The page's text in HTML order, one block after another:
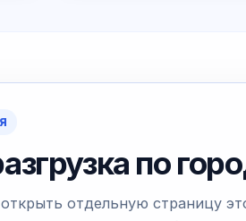
по
отдельную страницу